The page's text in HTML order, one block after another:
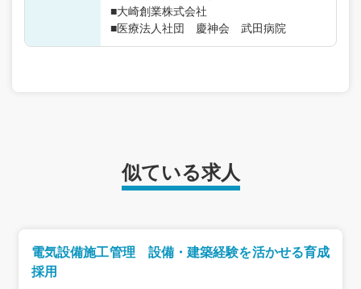
■大崎創業株式会社
■医療法人社団 慶神会 武田病院
似ている求人
電気設備施工管理 設備・建築経験を活かせる育成
採用